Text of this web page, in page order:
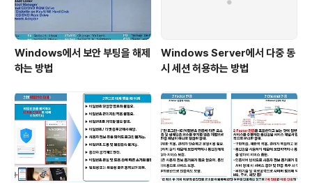
Windows에서 보안 부팅을 해제
하는 방법
Windows Server에서 다중 동
시 세션 허용하는 방법